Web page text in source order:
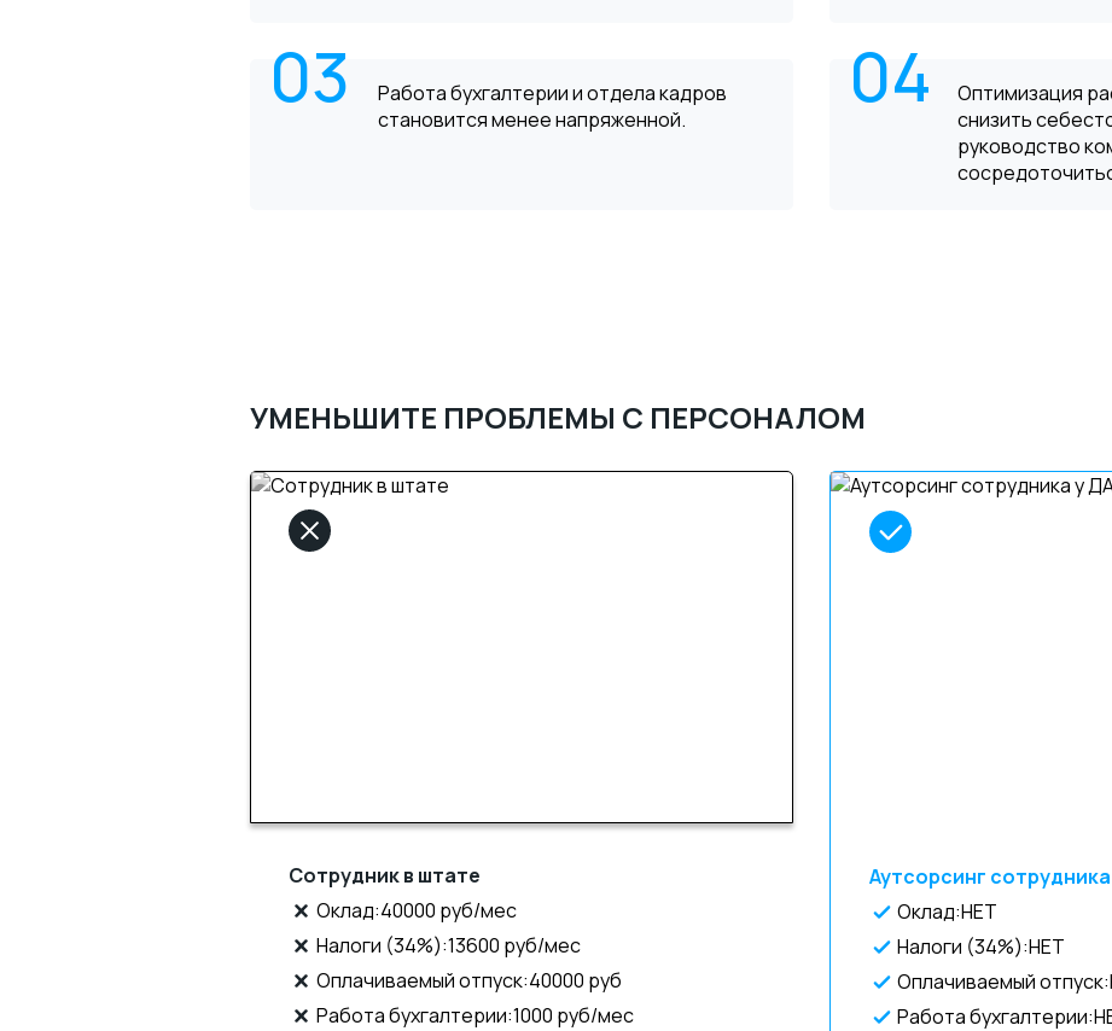
03
Работа бухгалтерии и отдела кадров
становится менее напряженной.
04
Оптимизация
снизить
руководство
УМЕНЬШИТЕ ПРОБЛЕМЫ С ПЕРСОНАЛОМ
Сотрудник в штате
Оклад:40000 руб/мес
Налоги (34%):13600 руб/мес
Оплачиваемый отпуск:40000 руб
Работа бухгалтерии:1000 руб/мес
Аутсорсинг
Оклад:НЕТ
Налоги (34%):НЕТ
Оплачиваемый
Работа